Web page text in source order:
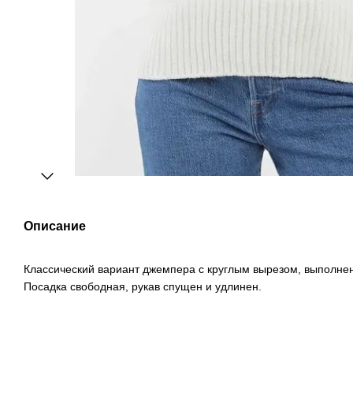
Описание
Классический вариант джемпера с круглым вырезом,
Посадка свободная, рукав спущен и удлинен.